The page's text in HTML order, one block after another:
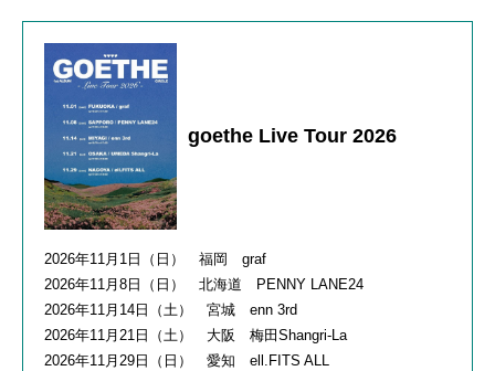
goethe Live Tour 2026
2026年11月1日（日） 福岡 graf
2026年11月8日（日） 北海道 PENNY LANE24
2026年11月14日（土） 宮城 enn 3rd
2026年11月21日（土） 大阪 梅田Shangri-La
2026年11月29日（日） 愛知 ell.FITS ALL